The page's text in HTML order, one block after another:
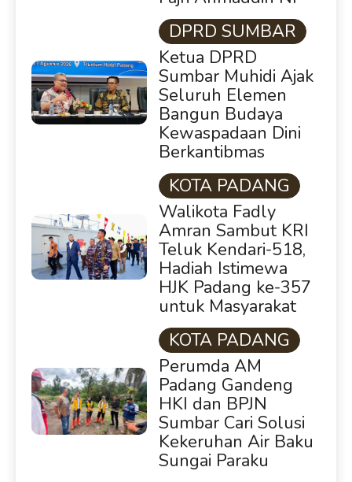
DPRD SUMBAR
Ketua DPRD
Sumbar Muhidi Ajak
Seluruh Elemen
Bangun Budaya
Kewaspadaan Dini
Berkantibmas
KOTA PADANG
Walikota Fadly
Amran Sambut KRI
Teluk Kendari-518,
Hadiah Istimewa
HJK Padang ke-357
untuk Masyarakat
KOTA PADANG
Perumda AM
Padang Gandeng
HKI dan BPJN
Sumbar Cari Solusi
Kekeruhan Air Baku
Sungai Paraku